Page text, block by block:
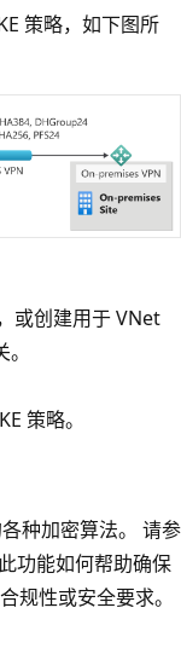
策略，如下图所
或创建用于 VNet
策略。
种加密算法。 请参
功能如何帮助确保
规性或安全要求。